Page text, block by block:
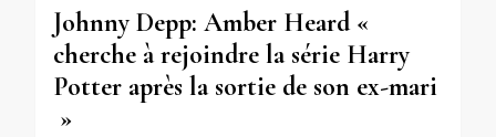
Johnny Depp: Amber Heard «
cherche à rejoindre la série Harry
Potter après la sortie de son ex-mari
»